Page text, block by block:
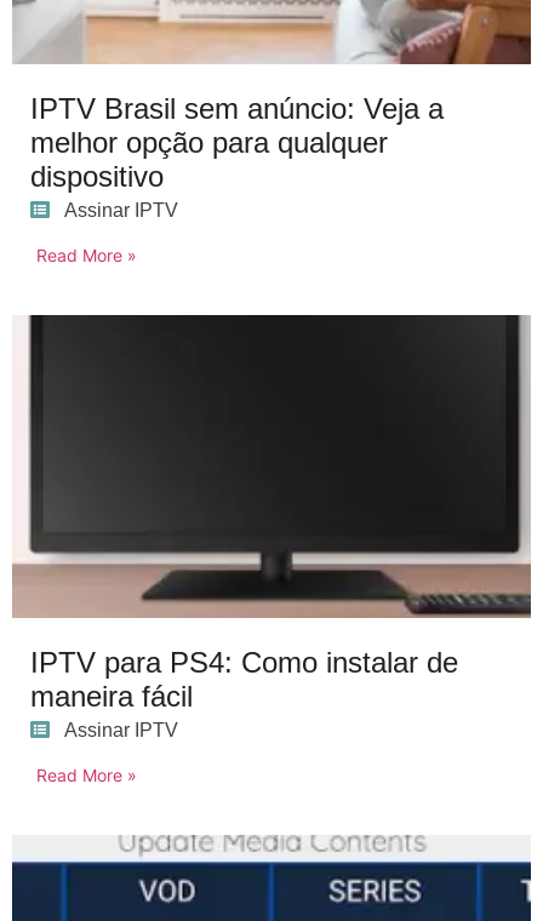
IPTV Brasil sem anúncio: Veja a
melhor opção para qualquer
dispositivo
Assinar IPTV
Read More »
IPTV para PS4: Como instalar de
maneira fácil
Assinar IPTV
Read More »